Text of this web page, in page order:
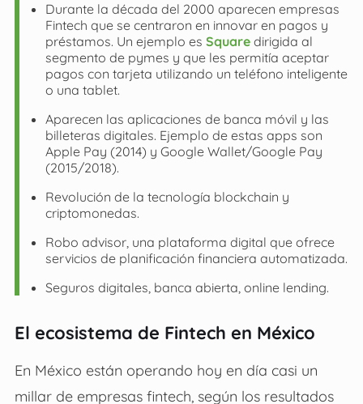
Durante la década del 2000 aparecen empresas
Fintech que se centraron en innovar en pagos y
préstamos. Un ejemplo es Squaredirigida al
segmento de pymes y que les permitía aceptar
pagos con tarjeta utilizando un teléfono inteligente
o una tablet.
Aparecen las aplicaciones de banca móvil y las
billeteras digitales. Ejemplo de estas apps son
Apple Pay (2014) y Google Wallet/Google Pay
(2015/2018).
Revolución de la tecnología blockchain y
criptomonedas.
Robo advisor, una plataforma digital que ofrece
servicios de planificación financiera automatizada.
Seguros digitales, banca abierta, online lending.
El ecosistema de Fintech en México
En México están operando hoy en día casi un
millar de empresas fintech, según los resultados